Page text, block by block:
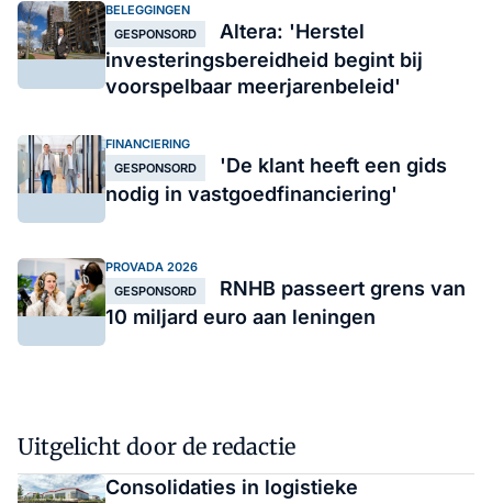
BELEGGINGEN
GESPONSORD
Altera: 'Herstel
investeringsbereidheid begint bij
voorspelbaar meerjarenbeleid'
FINANCIERING
GESPONSORD
'De klant heeft een gids
nodig in vastgoedfinanciering'
PROVADA 2026
GESPONSORD
RNHB passeert grens van
10 miljard euro aan leningen
Uitgelicht door de redactie
Consolidaties in logistieke